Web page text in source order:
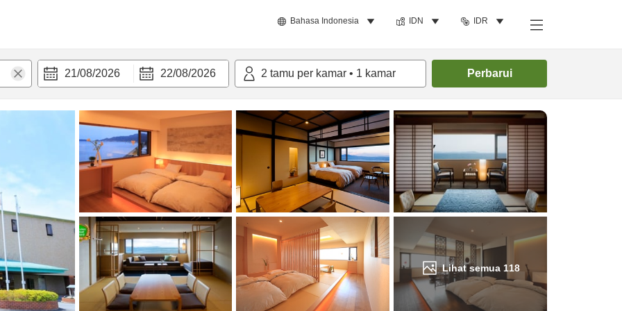
Bahasa Indonesia IDN IDR
21/08/2026 22/08/2026 2 tamu per kamar • 1 kamar Perbarui
Lihat semua 118
Cari kamar